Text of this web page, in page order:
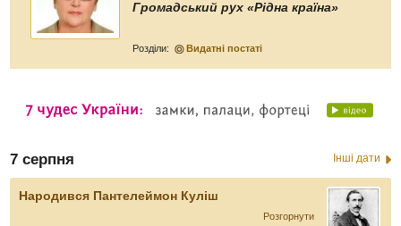
Громадський рух «Рідна країна»
Розділи: Видатні постаті
7 серпня Інші дати
Народився Пантелеймон Куліш
Розгорнути